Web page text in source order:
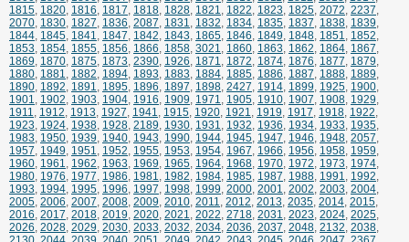
1815, 1820, 1816, 1817, 1818, 1828, 1821, 1822, 1823, 1825, 2072, 2237,
2070, 1830, 1827, 1836, 2087, 1831, 1832, 1834, 1835, 1837, 1838, 1839,
1844, 1845, 1841, 1847, 1842, 1843, 1865, 1846, 1849, 1848, 1851, 1852,
1853, 1854, 1855, 1856, 1866, 1858, 3021, 1860, 1863, 1862, 1864, 1867,
1869, 1870, 1875, 1873, 2390, 1926, 1871, 1872, 1874, 1876, 1877, 1879,
1880, 1881, 1882, 1894, 1893, 1883, 1884, 1885, 1886, 1887, 1888, 1889,
1890, 1892, 1891, 1895, 1896, 1897, 1898, 2427, 1914, 1899, 1925, 1900,
1901, 1902, 1903, 1904, 1916, 1909, 1971, 1905, 1910, 1907, 1908, 1929,
1911, 1912, 1913, 1927, 1941, 1915, 1920, 1921, 1919, 1917, 1918, 1922,
1923, 1924, 1938, 1928, 2189, 1930, 1931, 1932, 1936, 1934, 1933, 1935,
1983, 1950, 1939, 1940, 1943, 1990, 1944, 1945, 1947, 1946, 1948, 2057,
1957, 1949, 1951, 1952, 1955, 1953, 1954, 1967, 1966, 1956, 1958, 1959,
1960, 1961, 1962, 1963, 1969, 1965, 1964, 1968, 1970, 1972, 1973, 1974,
1980, 1976, 1977, 1986, 1981, 1982, 1984, 1985, 1987, 1988, 1991, 1992,
1993, 1994, 1995, 1996, 1997, 1998, 1999, 2000, 2001, 2002, 2003, 2004,
2005, 2006, 2007, 2008, 2009, 2010, 2011, 2012, 2013, 2035, 2014, 2015,
2016, 2017, 2018, 2019, 2020, 2021, 2022, 2718, 2031, 2023, 2024, 2025,
2026, 2028, 2029, 2030, 2033, 2032, 2034, 2036, 2037, 2048, 2132, 2038,